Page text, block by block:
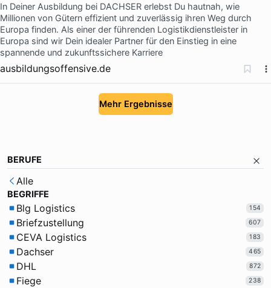
In Deiner Ausbildung bei DACHSER erlebst Du hautnah, wie
Millionen von Gütern effizient und zuverlässig ihren Weg durch
Europa finden. Als einer der führenden Logistikdienstleister in
Europa sind wir Dein idealer Partner für den Einstieg in eine
spannende und zukunftssichere Karriere
ausbildungsoffensive.de
Mehr Ergebnisse
BERUFE
Alle
BEGRIFFE
Blg Logistics 154
Briefzustellung 607
CEVA Logistics 183
Dachser 465
DHL 872
Fiege 238